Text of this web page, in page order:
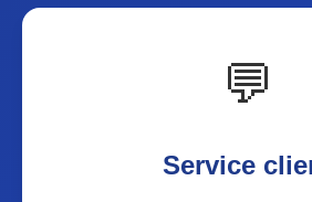
💬
Service